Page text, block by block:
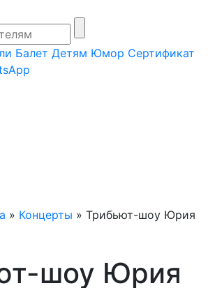
Балет Детям Юмор Сертификат
» Концерты » Трибьют-шоу Юрия
шоу Юрия